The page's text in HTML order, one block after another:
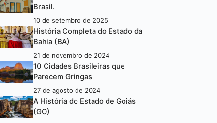
Brasil.
10 de setembro de 2025
História Completa do Estado da
Bahia (BA)
21 de novembro de 2024
10 Cidades Brasileiras que
Parecem Gringas.
27 de agosto de 2024
A História do Estado de Goiás
(GO)